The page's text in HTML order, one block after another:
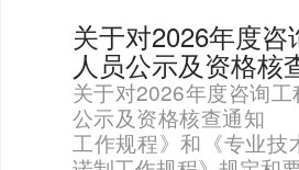
关于对2026年度
人员公示及资格核
关于对2026年度咨询
公示及资格核查通知
工作规程》和《专业